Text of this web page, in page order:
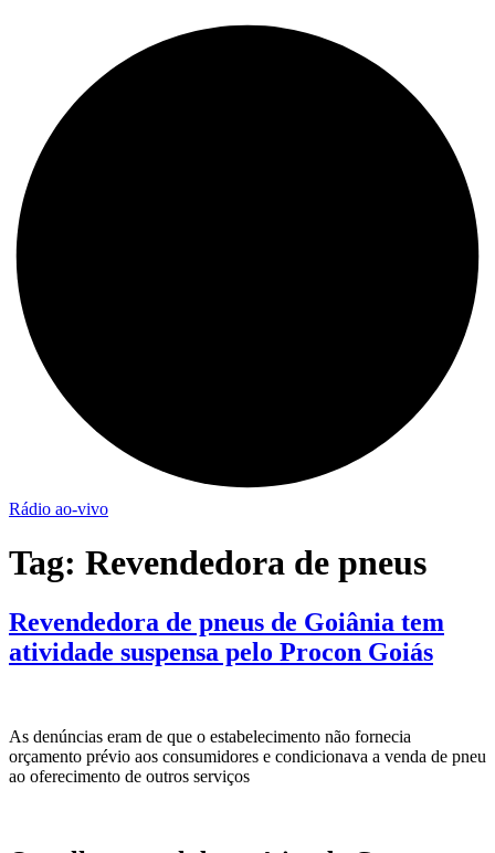
Rádio ao-vivo
Tag: Revendedora de pneus
Revendedora de pneus de Goiânia tem
atividade suspensa pelo Procon Goiás
As denúncias eram de que o estabelecimento não fornecia
orçamento prévio aos consumidores e condicionava a venda de pneu
ao oferecimento de outros serviços